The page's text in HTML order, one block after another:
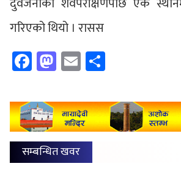
गरिएको थियो । रासस
Facebook
Mastodon
Email
सम्बन्धित खवर